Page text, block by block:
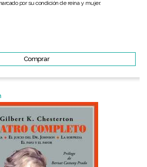
por su condición de reina y mujer.
Comprar